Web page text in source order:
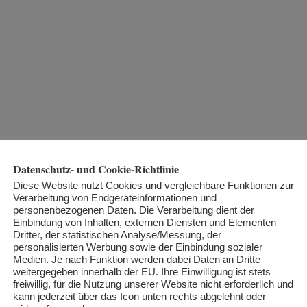
verbessern?
Weiterentwicklung der Microneedling-Therapie aus Deutschland
Datenschutz- und Cookie-Richtlinie
Diese Website nutzt Cookies und vergleichbare Funktionen zur
Verarbeitung von Endgeräteinformationen und
personenbezogenen Daten. Die Verarbeitung dient der
Einbindung von Inhalten, externen Diensten und Elementen
Dritter, der statistischen Analyse/Messung, der
personalisierten Werbung sowie der Einbindung sozialer
Medien. Je nach Funktion werden dabei Daten an Dritte
weitergegeben innerhalb der EU. Ihre Einwilligung ist stets
freiwillig, für die Nutzung unserer Website nicht erforderlich und
kann jederzeit über das Icon unten rechts abgelehnt oder